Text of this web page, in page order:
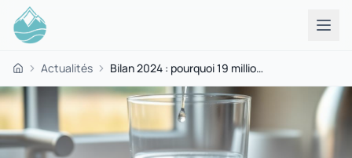
AccueilActualités Bilan 2024 : pourquoi 19 millions de Français ont bu une eau « non conforme » aux pesticides